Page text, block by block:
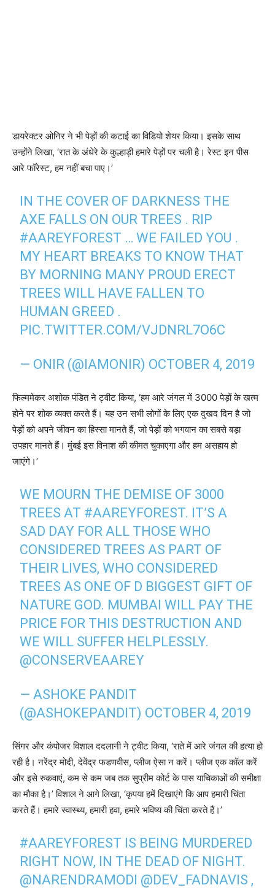
डायरेक्‍टर ओनिर ने भी पेड़ों की कटाई का विडियो शेयर किया। इसके साथ
उन्‍होंने लिखा, ‘रात के अंधेरे के कुल्हाड़ी हमारे पेड़ों पर चली है। रेस्‍ट इन पीस
आरे फॉरेस्‍ट, हम नहीं बचा पाए।’
IN THE COVER OF DARKNESS THE
AXE FALLS ON OUR TREES . RIP
#AAREYFOREST … WE FAILED YOU .
MY HEART BREAKS TO KNOW THAT
BY MORNING MANY PROUD ERECT
TREES WILL HAVE FALLEN TO
HUMAN GREED .
PIC.TWITTER.COM/VJDNRL7O6C
— ONIR (@IAMONIR) OCTOBER 4, 2019
फिल्‍ममेकर अशोक पंडित ने ट्वीट किया, ‘हम आरे जंगल में 3000 पेड़ों के खत्‍म
होने पर शोक व्यक्त करते हैं। यह उन सभी लोगों के लिए एक दुखद दिन है जो
पेड़ों को अपने जीवन का हिस्सा मानते हैं, जो पेड़ों को भगवान का सबसे बड़ा
उपहार मानते हैं। मुंबई इस विनाश की कीमत चुकाएगा और हम असहाय हो
जाएंगे।’
WE MOURN THE DEMISE OF 3000
TREES AT #AAREYFOREST. IT’S A
SAD DAY FOR ALL THOSE WHO
CONSIDERED TREES AS PART OF
THEIR LIVES, WHO CONSIDERED
TREES AS ONE OF D BIGGEST GIFT OF
NATURE GOD. MUMBAI WILL PAY THE
PRICE FOR THIS DESTRUCTION AND
WE WILL SUFFER HELPLESSLY.
@CONSERVEAAREY
— ASHOKE PANDIT
(@ASHOKEPANDIT) OCTOBER 4, 2019
सिंगर और कंपोजर विशाल ददलानी ने ट्वीट किया, ‘राते में आरे जंगल की हत्‍या हो
रही है। नरेंद्र मोदी, देवेंद्र फडणवीस, प्‍लीज ऐसा न करें। प्‍लीज एक कॉल करें
और इसे रुकवाएं, कम से कम जब तक सुप्रीम कोर्ट के पास याचिकाओं की समीक्षा
का मौका है।’ विशाल ने आगे लिखा, ‘कृपया हमें दिखाएंगे कि आप हमारी चिंता
करते हैं। हमारे स्‍वास्‍थ्‍य, हमारी हवा, हमारे भविष्‍य की चिंता करते हैं।’
#AAREYFOREST IS BEING MURDERED
RIGHT NOW, IN THE DEAD OF NIGHT.
@NARENDRAMODI @DEV_FADNAVIS ,